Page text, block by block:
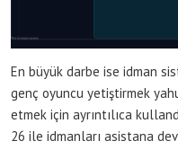
En büyük darbe ise idman
genç oyuncu yetiştirmek
etmek için ayrıntılıca
26 ile idmanları asistana